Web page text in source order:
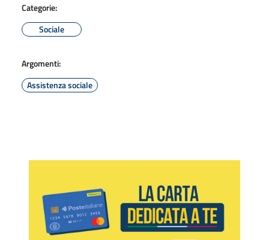
Categorie:
Sociale
Argomenti:
Assistenza sociale